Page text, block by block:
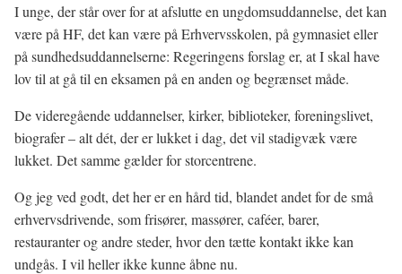
I unge, der står over for at afslutte en ungdomsuddannelse, det kan
være på HF, det kan være på Erhvervsskolen, på gymnasiet eller
på sundhedsuddannelserne: Regeringens forslag er, at I skal have
lov til at gå til en eksamen på en anden og begrænset måde.
De videregående uddannelser, kirker, biblioteker, foreningslivet,
biografer – alt dét, der er lukket i dag, det vil stadigvæk være
lukket. Det samme gælder for storcentrene.
Og jeg ved godt, det her er en hård tid, blandet andet for de små
erhvervsdrivende, som frisører, massører, caféer, barer,
restauranter og andre steder, hvor den tætte kontakt ikke kan
undgås. I vil heller ikke kunne åbne nu.